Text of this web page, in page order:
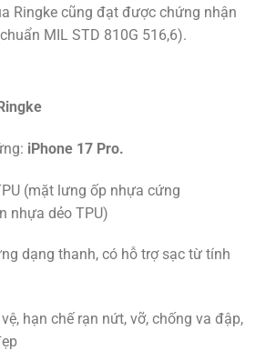
Ringke cũng đạt được chứng nhận
MIL STD 810G 516,6).
iPhone 17 Pro.
(mặt lưng ốp nhựa cứng
nhựa dẻo TPU)
dạng thanh, có hỗ trợ sạc từ tính
hạn chế rạn nứt, vỡ, chống va đập,